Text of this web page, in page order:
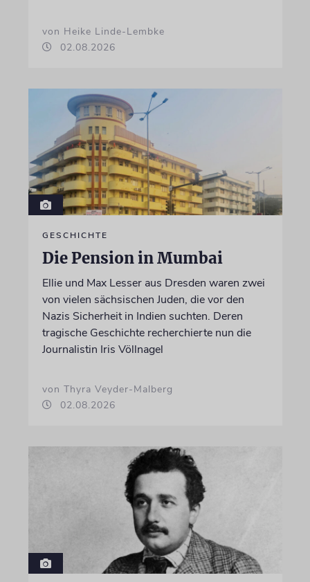
von Heike Linde-Lembke
02.08.2026
GESCHICHTE
Die Pension in Mumbai
Ellie und Max Lesser aus Dresden waren zwei
von vielen sächsischen Juden, die vor den
Nazis Sicherheit in Indien suchten. Deren
tragische Geschichte recherchierte nun die
Journalistin Iris Völlnagel
von Thyra Veyder-Malberg
02.08.2026